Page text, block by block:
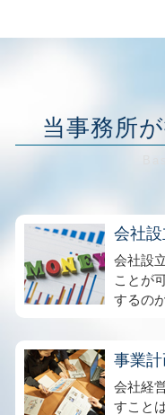
当事務所
会社
会社設
ことが
するの
事業
会社経
すこと